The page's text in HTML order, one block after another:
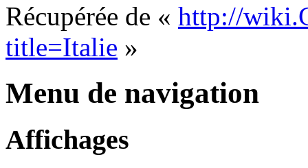
Récupérée de « http://
title=Italie »
Menu de navigation
Affichages